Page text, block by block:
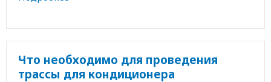
Что необходимо для проведения
трассы для кондиционера